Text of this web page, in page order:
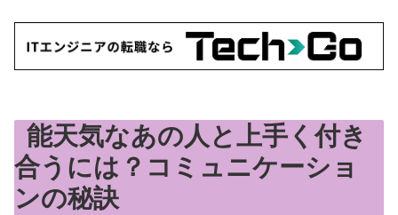
能天気なあの人と上手く付き
合うには？コミュニケーショ
ンの秘訣